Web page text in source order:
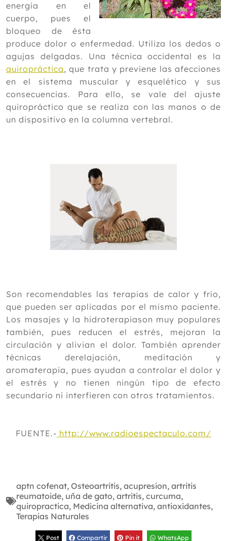
energía en el
cuerpo, pues el
bloqueo de ésta
produce dolor o enfermedad. Utiliza los dedos o
agujas delgadas. Una técnica occidental es la
quiropráctica, que trata y previene las afecciones
en el sistema muscular y esquelético y sus
consecuencias. Para ello, se vale del ajuste
quiropráctico que se realiza con las manos o de
un dispositivo en la columna vertebral.
Son recomendables las terapias de calor y frío,
que pueden ser aplicadas por el mismo paciente.
Los masajes y la hidroterapiason muy populares
también, pues reducen el estrés, mejoran la
circulación y alivian el dolor. También aprender
técnicas derelajación, meditación y
aromaterapia, pues ayudan a controlar el dolor y
el estrés y no tienen ningún tipo de efecto
secundario ni interfieren con otros tratamientos.
FUENTE.- http://www.radioespectaculo.com/
aptn cofenat, Osteoartritis, acupresion, artritis
reumatoide, uña de gato, artritis, curcuma,
quiropractica, Medicina alternativa, antioxidantes,
Terapias Naturales
Post Compartir Pin it WhatsApp